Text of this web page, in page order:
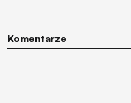
Komentarze